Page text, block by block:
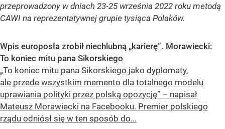
przeprowadzony w dniach 23-25 września 2022 roku metodą
CAWI na reprezentatywnej grupie tysiąca Polaków.
Wpis europosła zrobił niechlubną „karierę”. Morawiecki:
To koniec mitu pana Sikorskiego
„To koniec mitu pana Sikorskiego jako dyplomaty,
ale przede wszystkim memento dla totalnego modelu
uprawiania polityki przez polską opozycję” – napisał
Mateusz Morawiecki na Facebooku. Premier polskiego
rządu odniósł się w ten sposób do...